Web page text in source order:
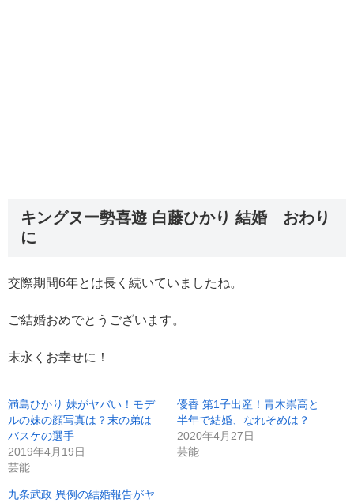
キングヌー勢喜遊 白藤ひかり 結婚 おわり
に
交際期間6年とは長く続いていましたね。
ご結婚おめでとうございます。
末永くお幸せに！
満島ひかり 妹がヤバい！モデ
ルの妹の顔写真は？末の弟は
バスケの選手
2019年4月19日
芸能
優香 第1子出産！青木崇高と
半年で結婚、なれそめは？
2020年4月27日
芸能
九条武政 異例の結婚報告がヤ